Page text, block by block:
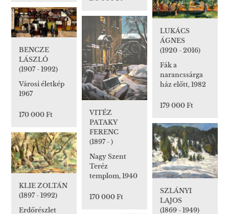
LUKÁCS
ÁGNES
(1920 - 2016)
Fák a
narancssárga
ház előtt, 1982
179 000 Ft
BENCZE
LÁSZLÓ
(1907 - 1992)
Városi életkép
1967
170 000 Ft
VITÉZ
PATAKY
FERENC
(1897 - )
Nagy Szent
Teréz
templom, 1940
170 000 Ft
SZLÁNYI
LAJOS
(1869 - 1949)
KLIE ZOLTÁN
(1897 - 1992)
Erdőrészlet